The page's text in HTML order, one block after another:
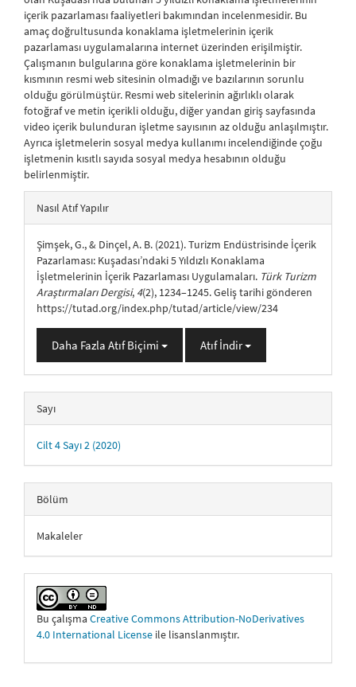
içerik pazarlaması faaliyetleri bakımından incelenmesidir. Bu
amaç doğrultusunda konaklama işletmelerinin içerik
pazarlaması uygulamalarına internet üzerinden erişilmiştir.
Çalışmanın bulgularına göre konaklama işletmelerinin bir
kısmının resmi web sitesinin olmadığı ve bazılarının sorunlu
olduğu görülmüştür. Resmi web sitelerinin ağırlıklı olarak
fotoğraf ve metin içerikli olduğu, diğer yandan giriş sayfasında
video içerik bulunduran işletme sayısının az olduğu anlaşılmıştır.
Ayrıca işletmelerin sosyal medya kullanımı incelendiğinde çoğu
işletmenin kısıtlı sayıda sosyal medya hesabının olduğu
belirlenmiştir.
##plugins.themes.bootstrap3.article.details##
Nasıl Atıf Yapılır
Şimşek, G., & Dinçel, A. B. (2021). Turizm Endüstrisinde İçerik
Pazarlaması: Kuşadası’ndaki 5 Yıldızlı Konaklama
İşletmelerinin İçerik Pazarlaması Uygulamaları. Türk Turizm
Araştırmaları Dergisi, 4(2), 1234–1245. Geliş tarihi gönderen
https://tutad.org/index.php/tutad/article/view/234
Daha Fazla Atıf Biçimi Atıf İndir
Sayı
Cilt 4 Sayı 2 (2020)
Bölüm
Makaleler
Bu çalışma Creative Commons Attribution-NoDerivatives
4.0 International License ile lisanslanmıştır.